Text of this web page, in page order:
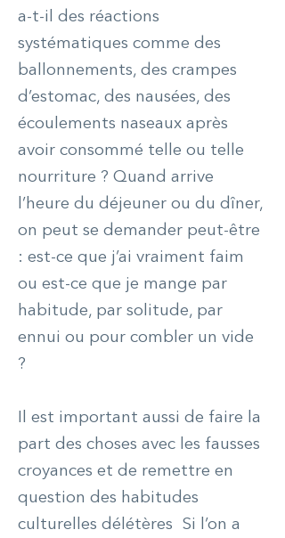
a-t-il des réactions
systématiques comme des
ballonnements, des crampes
d’estomac, des nausées, des
écoulements naseaux après
avoir consommé telle ou telle
nourriture ? Quand arrive
l’heure du déjeuner ou du dîner,
on peut se demander peut-être
: est-ce que j’ai vraiment faim
ou est-ce que je mange par
habitude, par solitude, par
ennui ou pour combler un vide
?
Il est important aussi de faire la
part des choses avec les fausses
croyances et de remettre en
question des habitudes
culturelles délétères Si l’on a